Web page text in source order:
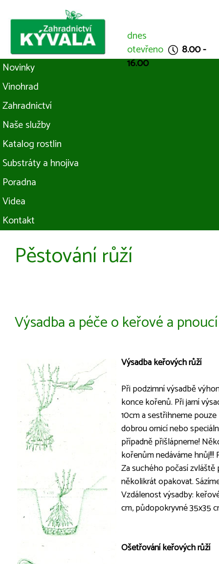
dnes
otevřeno
8.00 -
16.00
Novinky
Vinohrad
Zahradnictví
Naše služby
Katalog rostlin
Substráty a hnojiva
Poradna
Videa
Kontakt
Pěstování růží
Výsadba a péče o keřové a
Výsadba keřových růží
Při podzimní výsadbě
konce kořenů. Při jarní
10cm a sestřihneme
dobrou ornicí nebo
případně přišlápneme!
kořenům nedáváme hnůj!!!
Za suchého počasí zvláště
několikrát opakovat.
Vzdálenost výsadby:
cm, půdopokryvné 35x35
Ošetřování keřových růží